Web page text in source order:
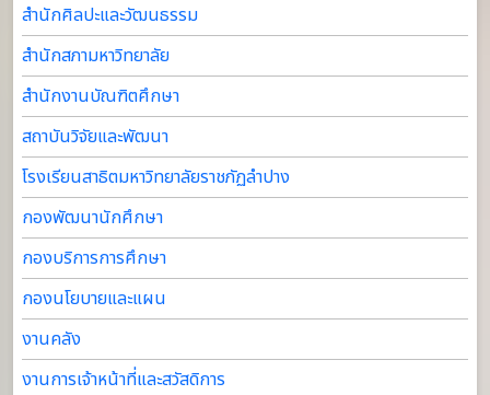
สำนักศิลปะและวัฒนธรรม
สำนักสภามหาวิทยาลัย
สำนักงานบัณฑิตศึกษา
สถาบันวิจัยและพัฒนา
โรงเรียนสาธิตมหาวิทยาลัยราชภัฏลำปาง
กองพัฒนานักศึกษา
กองบริการการศึกษา
กองนโยบายและแผน
งานคลัง
งานการเจ้าหน้าที่และสวัสดิการ